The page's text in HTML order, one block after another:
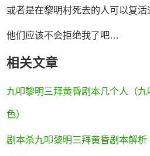
或者是在黎明村死去的人可以复活
他们应该不会拒绝我了吧…
相关文章
九叩黎明三拜黄昏剧本几个人（
色）
剧本杀九叩黎明三拜黄昏剧本解